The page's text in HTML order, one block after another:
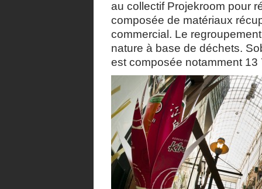
au collectif Projekroom pour
composée de matériaux
commercial. Le
nature à base de déchets.
est composée notamment